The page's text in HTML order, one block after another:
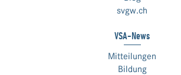
svgw.ch
VSA-News
Mitteilungen
Bildung